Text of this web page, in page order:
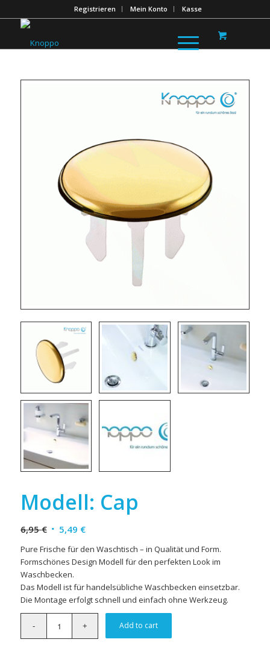
Registrieren Mein Konto Kasse
Modell: Cap
6,95€ 5,49 €
Pure Frische für den Waschtisch – in Qualität und Form.
Formschönes Design Modell für den perfekten Look im
Waschbecken.
Das Modell ist für handelsübliche Waschbecken einsetzbar.
Die Montage erfolgt schnell und einfach ohne Werkzeug.
Add to cart